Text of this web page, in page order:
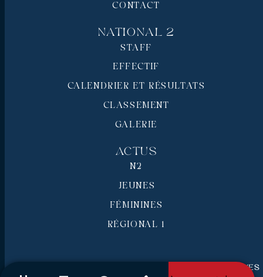
CONTACT
National 2
STAFF
EFFECTIF
CALENDRIER ET RÉSULTATS
CLASSEMENT
GALERIE
Actus
N2
JEUNES
FÉMININES
RÉGIONAL 1
RC Pays de Grasse © 2026 - Tous droits réservés
Mentions légales